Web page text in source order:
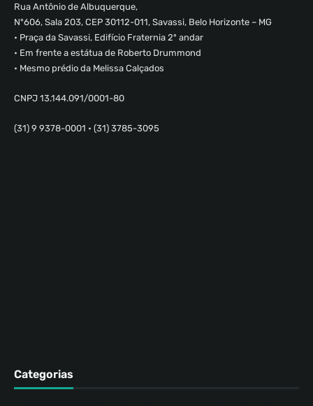
Rua Antônio de Albuquerque,
Nº606, Sala 203, CEP 30112-011, Savassi, Belo Horizonte – MG
• Praça da Savassi, Edifício Fraternia 2º andar
• Em frente a estátua de Roberto Drummond
• Mesmo prédio da Melissa Calçados
CNPJ 13.144.091/0001-80
(31) 9 9378-0001 • (31) 3785-3095
Categorias